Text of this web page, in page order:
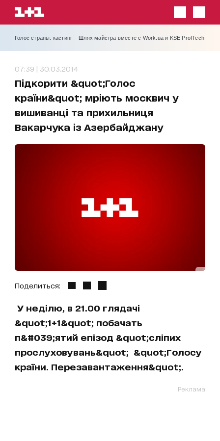
Голос страны: кастинг Шлях майстра вместе с Work.ua и KSE ProfTech
07:39 | 30.03.2014
Підкорити &quot;Голос
країни&quot; мріють москвич у
вишиванці та прихильниця
Вакарчука із Азербайджану
Поделиться:
У неділю, в 21.00 глядачі
&quot;1+1&quot; побачать
п&#039;ятий епізод &quot;сліпих
прослуховувань&quot; &quot;Голосу
країни. Перезавантаження&quot;.
Реклама